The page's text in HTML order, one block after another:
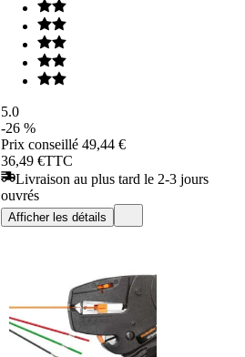
5.0
-26 %
Prix conseillé 49,44 €
36,49 €TTC
Livraison au plus tard le 2-3 jours
ouvrés
Afficher les détails